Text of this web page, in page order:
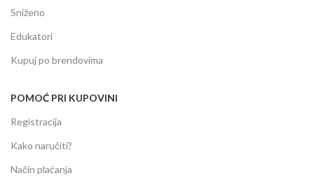
Sniženo
Edukatori
Kupuj po brendovima
POMOĆ PRI KUPOVINI
Registracija
Kako naručiti?
Način plaćanja